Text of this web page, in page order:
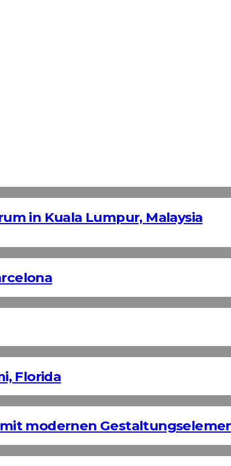
in Kuala Lumpur, Malaysia
Florida
modernen